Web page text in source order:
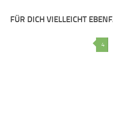
FÜR DICH VIELLEICHT
4